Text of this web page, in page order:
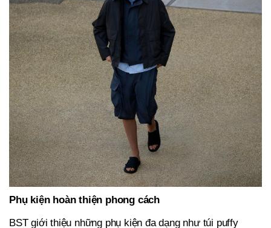
Phụ kiện hoàn thiện phong cách
BST giới thiệu những phụ kiện đa dạng như túi puffy